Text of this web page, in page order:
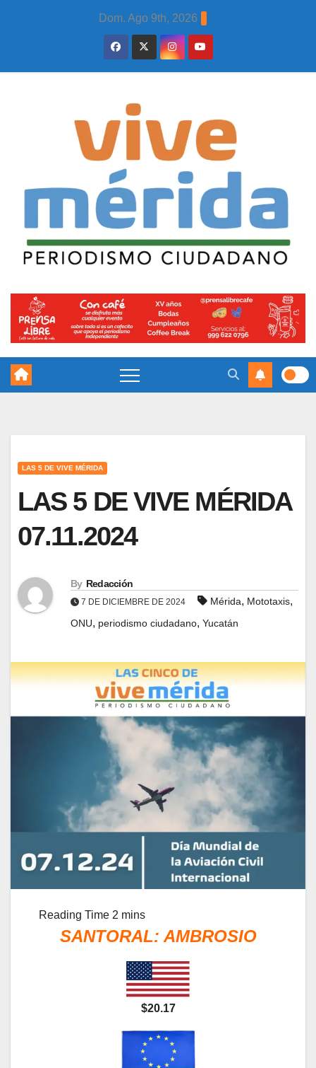
Dom. Ago 9th, 2026
LAS 5 DE VIVE MÉRIDA
LAS 5 DE VIVE MÉRIDA
07.11.2024
By Redacción
7 DE DICIEMBRE DE 2024 Mérida, Mototaxis,
ONU, periodismo ciudadano, Yucatán
SANTORAL: AMBROSIO
$20.17